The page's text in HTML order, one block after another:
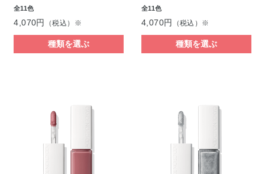
全11色
4,070円 （税込）※
種類を選ぶ
全11色
4,070円 （税込）※
種類を選ぶ